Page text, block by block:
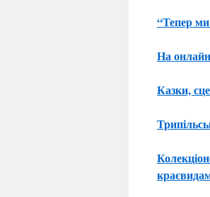
“Тепер
На
Казки,